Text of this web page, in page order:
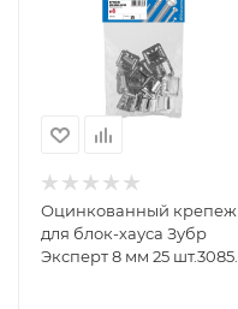
Оцинкованный крепеж
для блок-хауса Зубр
Эксперт 8 мм 25 шт.3085-